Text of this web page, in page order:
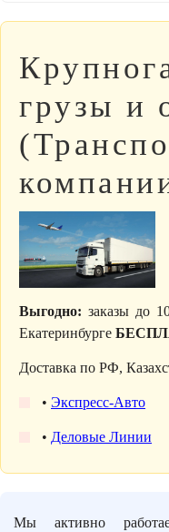
грузы и
Выгодно: заказы до
Екатеринбурге
Доставка по РФ,
• Экспресс-Авто
• Деловые Линии
Мы активно